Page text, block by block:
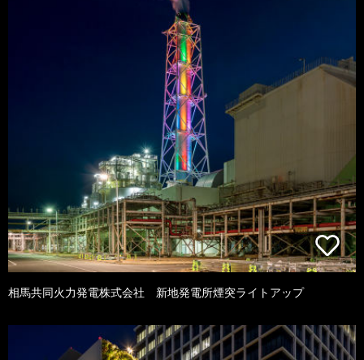
相馬共同火力発電株式会社 新地発電所煙突ライトアップ